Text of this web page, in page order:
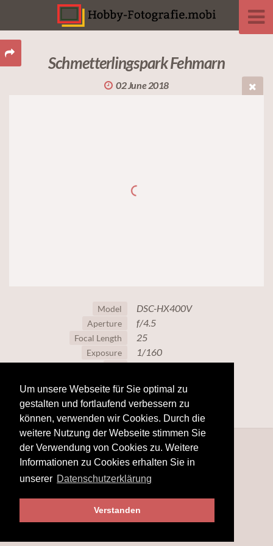
Um unsere Webseite für Sie optimal zu
gestalten und fortlaufend verbessern zu
können, verwenden wir Cookies. Durch die
weitere Nutzung der Webseite stimmen Sie
der Verwendung von Cookies zu. Weitere
Informationen zu Cookies erhalten Sie in
unserer Datenschutzerklärung
Verstanden
Schmetterlingspark Fehmarn
02 June 2018
Model DSC-HX400V
Aperture f/4.5
Focal Length 25
Exposure 1/160
320
© 2025hobby-fotografie.mobi